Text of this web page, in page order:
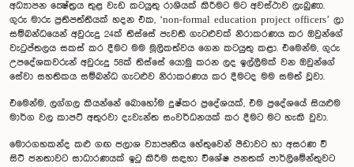
අධ්‍යාපන ක්‍ෂේත්‍රය තුළ වැඩ කටයුතු රාශියක් කිරීමට මට අවස්ථාව ලැබුණා.
ගුරු මාරු ප්‍රතිපත්තියක් හදන එක, ‘non-formal education project officers’ ලා
සම්බන්ධයෙන් අවුරුදු 24ක් තිස්සේ පැවති ගැටළුවක් නිරාකරණය කර ඔවුන්ගේ
වැටුප්තලය සකස් කර දීමට මම මූලිකත්වය ගෙන කටයුතු කළා. එමෙන්ම, ගුරු
උපදේශකවරුන් අවුරුදු 58ක් තිස්සේ යොමු කරන ලද ඉල්ලීමක් වන ඔවුන්ගේ
සේවා සහතිකය සම්බන්ධ ගැටළුව නිරාකරණය කර දීමටද මම සමත් වූවා.
එමෙන්ම, ලග්ගල කියන්නේ බොහෝම දුෂ්කර ප්‍රදේශයක්, එම ප්‍රදේශයේ සියළුම
මාර්ග වල කාපට් අතුරවා දැවැන්ත සංවර්ධනයක් කර දීමට මට හැකි වුවා.
මොරගහකන්ද කළු ගඟ ජලාශ ව්‍යාපෘතිය හේතුවෙන් පීඩාවට හා අසරණ වී
සිටි ජනතාවට සාධාරණයක් ඉටු කිරීම සඳහා විශේෂ පනතක් පාර්ලිමේන්තුවට